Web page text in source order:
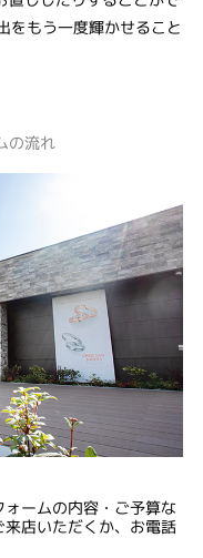
をもう一度輝かせること
の流れ
ームの内容・ご予算な
店いただくか、お電話